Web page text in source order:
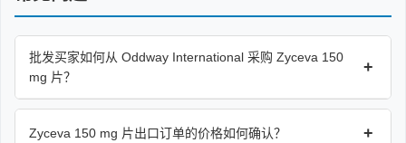
批发买家如何从 Oddway International 采购 Zyceva 150
mg 片？
+
Zyceva 150 mg 片出口订单的价格如何确认？ +